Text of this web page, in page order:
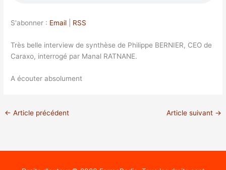
S'abonner : Email RSS
Très belle interview de synthèse de Philippe BERNIER, CEO de
Caraxo, interrogé par Manal RATNANE.
A écouter absolument
← Article précédent Article suivant →